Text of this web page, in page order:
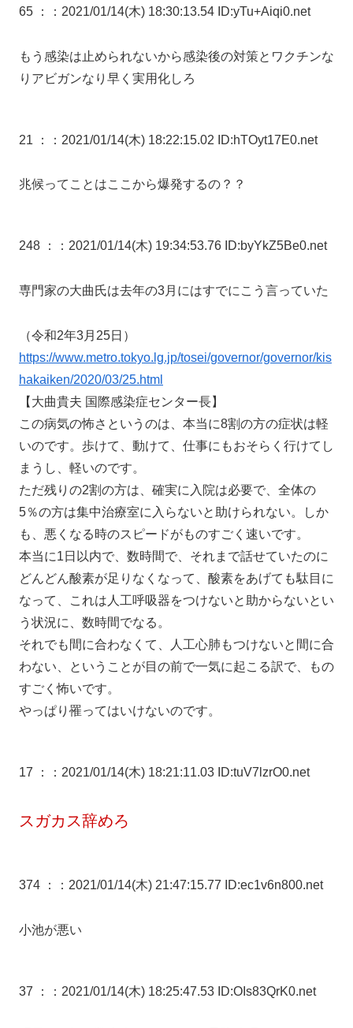
65 ： ：2021/01/14(木) 18:30:13.54 ID:yTu+Aiqi0.net
もう感染は止められないから感染後の対策とワクチンな
りアビガンなり早く実用化しろ
21 ： ：2021/01/14(木) 18:22:15.02 ID:hTOyt17E0.net
兆候ってことはここから爆発するの？？
248 ： ：2021/01/14(木) 19:34:53.76 ID:byYkZ5Be0.net
専門家の大曲氏は去年の3月にはすでにこう言っていた
（令和2年3月25日）
https://www.metro.tokyo.lg.jp/tosei/governor/governor/kis
hakaiken/2020/03/25.html
【大曲貴夫 国際感染症センター長】
この病気の怖さというのは、本当に8割の方の症状は軽
いのです。歩けて、動けて、仕事にもおそらく行けてし
まうし、軽いのです。
ただ残りの2割の方は、確実に入院は必要で、全体の
5％の方は集中治療室に入らないと助けられない。しか
も、悪くなる時のスピードがものすごく速いです。
本当に1日以内で、数時間で、それまで話せていたのに
どんどん酸素が足りなくなって、酸素をあげても駄目に
なって、これは人工呼吸器をつけないと助からないとい
う状況に、数時間でなる。
それでも間に合わなくて、人工心肺もつけないと間に合
わない、ということが目の前で一気に起こる訳で、もの
すごく怖いです。
やっぱり罹ってはいけないのです。
17 ： ：2021/01/14(木) 18:21:11.03 ID:tuV7lzrO0.net
スガカス辞めろ
374 ： ：2021/01/14(木) 21:47:15.77 ID:ec1v6n800.net
小池が悪い
37 ： ：2021/01/14(木) 18:25:47.53 ID:OIs83QrK0.net